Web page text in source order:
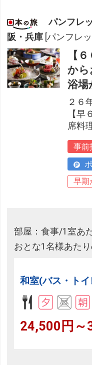
パンフレ
阪・兵庫 [パンフレ
【
から
浴場
２６
【早
席料
事前
早期
部屋：食事/1室あ
おとな1名様あた
和室(バス・ト
24,500円～